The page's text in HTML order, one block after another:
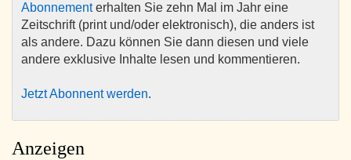
Abonnementerhalten Sie zehn Mal im Jahr eine
Zeitschrift (print und/oder elektronisch), die anders ist
als andere. Dazu können Sie dann diesen und viele
andere exklusive Inhalte lesen und kommentieren.
Jetzt Abonnent werden.
Anzeigen